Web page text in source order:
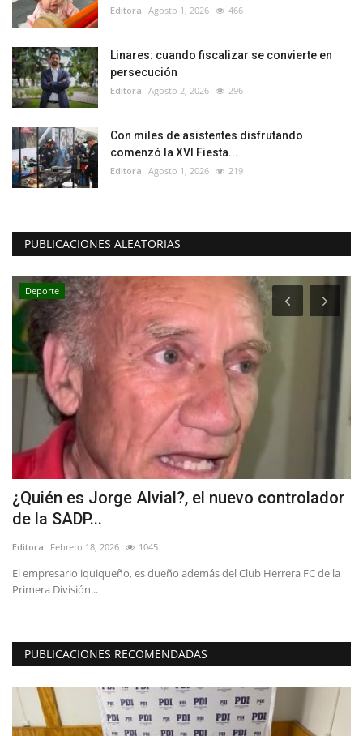
Editora Agosto 1, 2026 466
Linares: cuando fiscalizar se convierte en
persecución
Editora Agosto 2, 2026 296
Con miles de asistentes disfrutando
comenzó la XVI Fiesta...
Editora Agosto 1, 2026 219
PUBLICACIONES ALEATORIAS
Deporte
¿Quién es Jorge Alvial?, el nuevo controlador
de la SADP...
Editora Febrero 18, 2026 1045
El empresario iquiqueño, es dueño además del Club Herrera FC de la
Primera División...
PUBLICACIONES RECOMENDADAS